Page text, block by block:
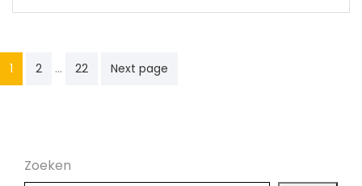
Posts
pagination
1 2 … 22 Next page
Zoeken